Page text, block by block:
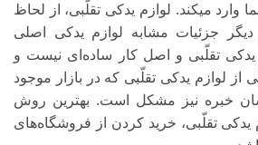
وارد میکند. لوازم یدکی تقلّبی، از لحاظ
جزئیات مشابه لوازم یدکی اصلی
تقلّبی و اصل کار ساده‌ای نیست و
لوازم یدکی تقلّبی که در بازار موجود
خبره نیز مشکل است. بهترین روش
یدکی تقلّبی، خرید کردن از فروشگاه‌های